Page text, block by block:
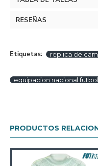
RESEÑAS
Etiquetas: replica de
equipacion nacional futbol
PRODUCTOS